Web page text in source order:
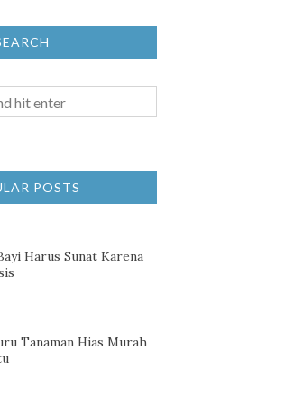
POSTS
Harus Sunat Karena
Tanaman Hias Murah